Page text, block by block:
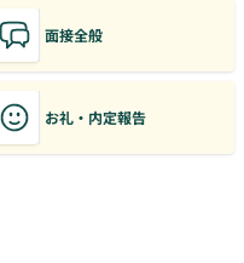
面接全般
お礼・内定報告